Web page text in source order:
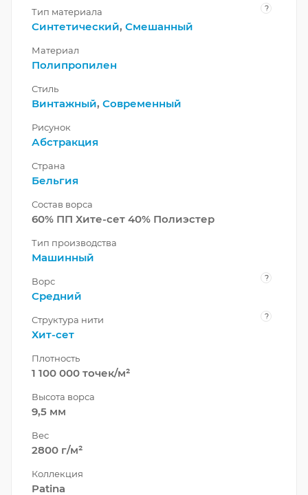
Тип материала ?
Синтетический, Смешанный
Материал
Полипропилен
Стиль
Винтажный, Современный
Рисунок
Абстракция
Страна
Бельгия
Состав ворса
60% ПП Хите-сет 40% Полиэстер
Тип производства
Машинный
Ворс ?
Средний
Структура нити ?
Хит-сет
Плотность
1 100 000 точек/м²
Высота ворса
9,5 мм
Вес
2800 г/м²
Коллекция
Patina